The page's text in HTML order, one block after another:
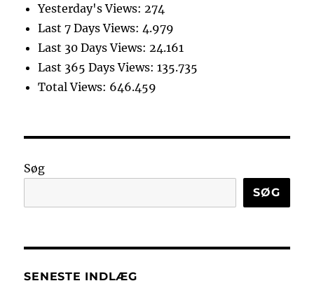
Yesterday's Views: 274
Last 7 Days Views: 4.979
Last 30 Days Views: 24.161
Last 365 Days Views:135.735
Total Views: 646.459
Søg
SØG
SENESTE INDLÆG